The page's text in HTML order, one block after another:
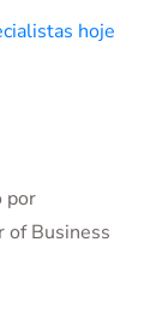
hoje
por
of Business